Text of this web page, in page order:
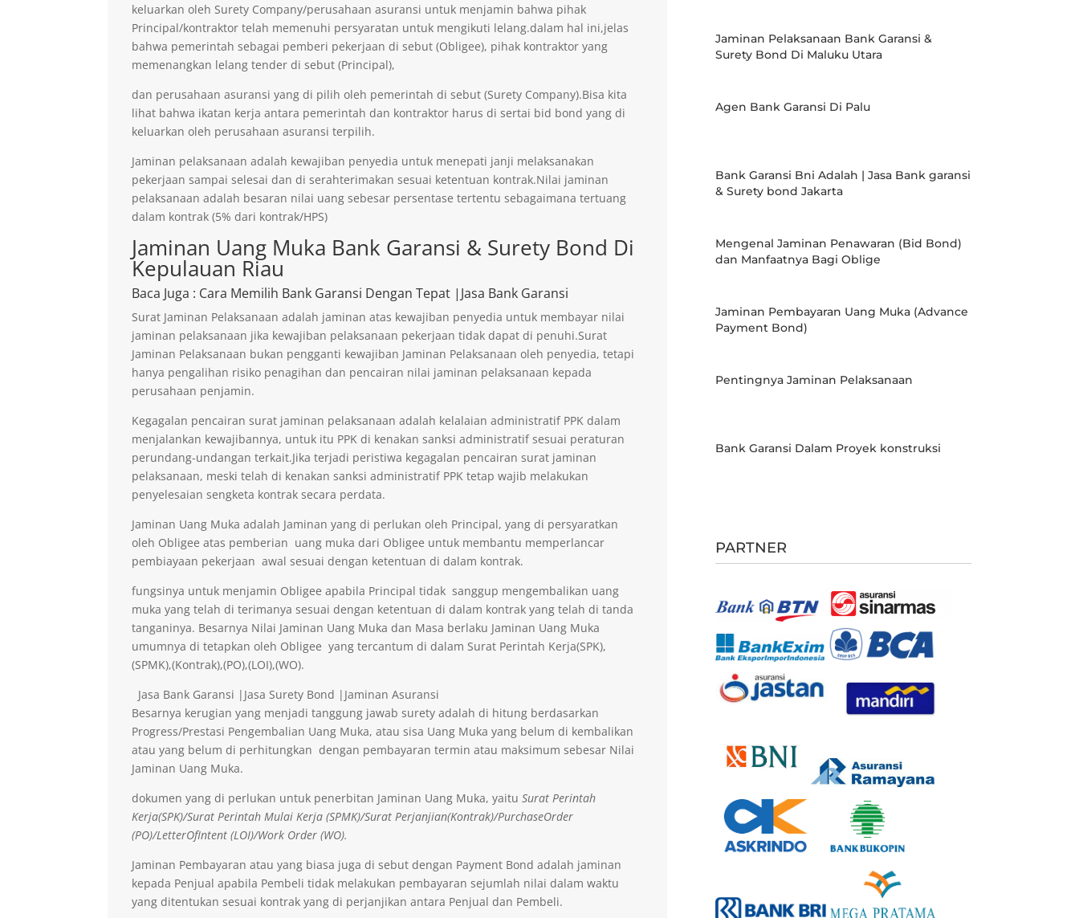
keluarkan oleh Surety Company/perusahaan asuransi untuk menjamin bahwa pihak
Principal/kontraktor telah memenuhi persyaratan untuk mengikuti lelang.dalam hal ini,jelas
bahwa pemerintah sebagai pemberi pekerjaan di sebut (Obligee), pihak kontraktor yang
memenangkan lelang tender di sebut (Principal),
dan perusahaan asuransi yang di pilih oleh pemerintah di sebut (Surety Company).Bisa kita
lihat bahwa ikatan kerja antara pemerintah dan kontraktor harus di sertai bid bond yang di
keluarkan oleh perusahaan asuransi terpilih.
Jaminan pelaksanaan adalah kewajiban penyedia untuk menepati janji melaksanakan
pekerjaan sampai selesai dan di serahterimakan sesuai ketentuan kontrak.Nilai jaminan
pelaksanaan adalah besaran nilai uang sebesar persentase tertentu sebagaimana tertuang
dalam kontrak (5% dari kontrak/HPS)
Jaminan Uang Muka Bank Garansi & Surety Bond Di
Kepulauan Riau
Baca Juga : Cara Memilih Bank Garansi Dengan Tepat |Jasa Bank Garansi
Surat Jaminan Pelaksanaan adalah jaminan atas kewajiban penyedia untuk membayar nilai
jaminan pelaksanaan jika kewajiban pelaksanaan pekerjaan tidak dapat di penuhi.Surat
Jaminan Pelaksanaan bukan pengganti kewajiban Jaminan Pelaksanaan oleh penyedia, tetapi
hanya pengalihan risiko penagihan dan pencairan nilai jaminan pelaksanaan kepada
perusahaan penjamin.
Kegagalan pencairan surat jaminan pelaksanaan adalah kelalaian administratif PPK dalam
menjalankan kewajibannya, untuk itu PPK di kenakan sanksi administratif sesuai peraturan
perundang-undangan terkait.Jika terjadi peristiwa kegagalan pencairan surat jaminan
pelaksanaan, meski telah di kenakan sanksi administratif PPK tetap wajib melakukan
penyelesaian sengketa kontrak secara perdata.
Jaminan Uang Muka adalah Jaminan yang di perlukan oleh Principal, yang di persyaratkan
oleh Obligee atas pemberian uang muka dari Obligee untuk membantu memperlancar
pembiayaan pekerjaan awal sesuai dengan ketentuan di dalam kontrak.
fungsinya untuk menjamin Obligee apabila Principal tidak sanggup mengembalikan uang
muka yang telah di terimanya sesuai dengan ketentuan di dalam kontrak yang telah di tanda
tanganinya. Besarnya Nilai Jaminan Uang Muka dan Masa berlaku Jaminan Uang Muka
umumnya di tetapkan oleh Obligee yang tercantum di dalam Surat Perintah Kerja(SPK),
(SPMK),(Kontrak),(PO),(LOI),(WO).
Jasa Bank Garansi |Jasa Surety Bond |Jaminan Asuransi
Besarnya kerugian yang menjadi tanggung jawab surety adalah di hitung berdasarkan
Progress/Prestasi Pengembalian Uang Muka, atau sisa Uang Muka yang belum di kembalikan
atau yang belum di perhitungkan dengan pembayaran termin atau maksimum sebesar Nilai
Jaminan Uang Muka.
dokumen yang di perlukan untuk penerbitan Jaminan Uang Muka, yaituSurat Perintah
Kerja(SPK)/Surat Perintah Mulai Kerja (SPMK)/Surat Perjanjian(Kontrak)/PurchaseOrder
(PO)/LetterOfIntent (LOI)/Work Order (WO).
Jaminan Pembayaran atau yang biasa juga di sebut dengan Payment Bond adalah jaminan
kepada Penjual apabila Pembeli tidak melakukan pembayaran sejumlah nilai dalam waktu
yang ditentukan sesuai kontrak yang di perjanjikan antara Penjual dan Pembeli.
Jaminan Pelaksanaan Bank Garansi &
Surety Bond Di Maluku Utara
Agen Bank Garansi Di Palu
Bank Garansi Bni Adalah | Jasa Bank garansi
& Surety bond Jakarta
Mengenal Jaminan Penawaran (Bid Bond)
dan Manfaatnya Bagi Oblige
Jaminan Pembayaran Uang Muka (Advance
Payment Bond)
Pentingnya Jaminan Pelaksanaan
Bank Garansi Dalam Proyek konstruksi
PARTNER